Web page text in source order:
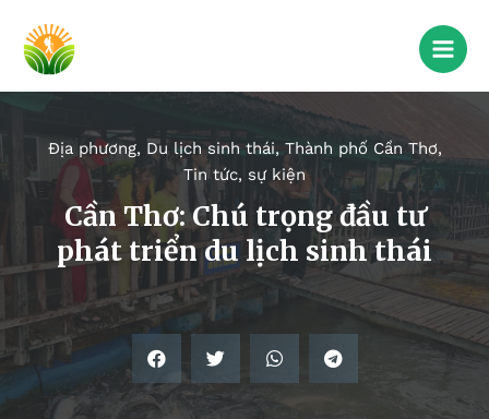
Địa phương, Du lịch sinh thái, Thành phố Cần Thơ,
Tin tức, sự kiện
Cần Thơ: Chú trọng đầu tư
phát triển du lịch sinh thái